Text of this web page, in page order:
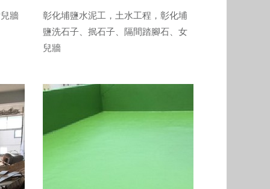
牆
彰化埔鹽水泥工，土水工程，彰化埔
鹽洗石子、抿石子、隔間踏腳石、女
兒牆